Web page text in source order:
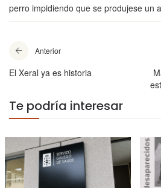
perro impidiendo que se produjese un
Anterior
El Xeral ya es historia
Te podría interesar